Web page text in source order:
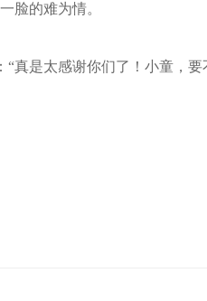
脸的难为情。
是太感谢你们了！小童，要